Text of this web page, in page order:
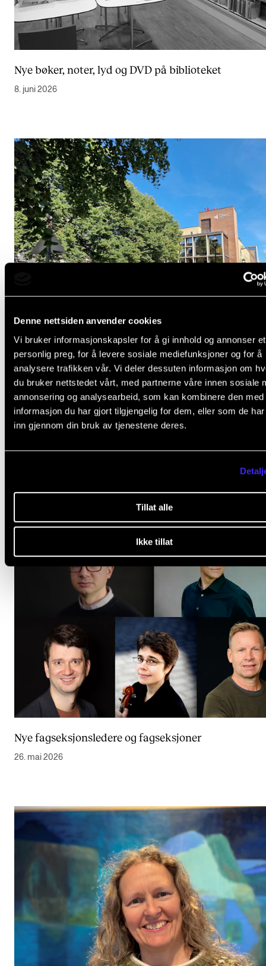
Denne nettsiden anvender cookies
Vi bruker informasjonskapsler for å gi innhold og annonser et
personlig preg, for å levere sosiale mediefunksjoner og for å
analysere trafikken vår. Vi deler dessuten informasjon om
du bruker nettstedet vårt, med partnerne våre innen sosiale
annonsering og analysearbeid, som kan kombinere den med
informasjon du har gjort tilgjengelig for dem, eller som de
inn gjennom din bruk av tjenestene deres.
Tillat alle
Ikke tillat
Nye bøker, noter, lyd og DVD på biblioteket
8. juni 2026
Gode søkertall til Musikkhøgskolen
27. mai 2026
Nye fagseksjonsledere og fagseksjoner
26. mai 2026